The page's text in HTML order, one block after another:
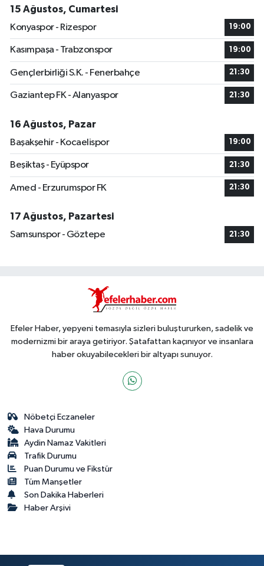
15 Ağustos, Cumartesi
Konyaspor - Rizespor
19:00
Kasımpaşa - Trabzonspor 19:00
Gençlerbirliği S.K. - Fenerbahçe 21:30
Gaziantep FK - Alanyaspor 21:30
16 Ağustos, Pazar
Başakşehir - Kocaelispor
19:00
Beşiktaş - Eyüpspor 21:30
Amed - Erzurumspor FK 21:30
17 Ağustos, Pazartesi
Samsunspor - Göztepe
21:30
Efeler Haber, yepyeni temasıyla sizleri buluştururken, sadelik ve
modernizmi bir araya getiriyor. Şatafattan kaçınıyor ve insanlara
haber okuyabilecekleri bir altyapı sunuyor.
Nöbetçi Eczaneler
Hava Durumu
Aydin Namaz Vakitleri
Trafik Durumu
Puan Durumu ve Fikstür
Tüm Manşetler
Son Dakika Haberleri
Haber Arşivi